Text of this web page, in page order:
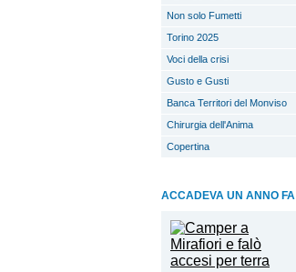
Non solo Fumetti
Torino 2025
Voci della crisi
Gusto e Gusti
Banca Territori del Monviso
Chirurgia dell'Anima
Copertina
ACCADEVA UN ANNO FA